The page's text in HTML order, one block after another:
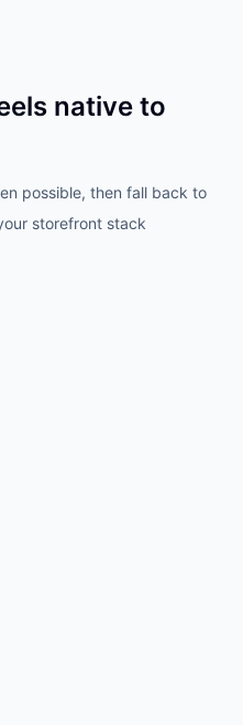
native to
possible, then fall back to
storefront stack